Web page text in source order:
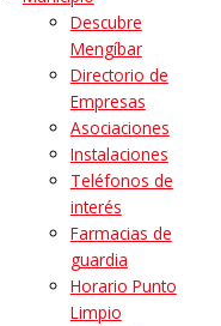
Descubre
Mengíbar
Directorio de
Empresas
Asociaciones
Instalaciones
Teléfonos de
interés
Farmacias de
guardia
Horario Punto
Limpio